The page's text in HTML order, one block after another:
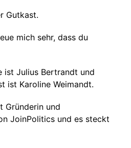
Gutkast.
mich sehr, dass du
ist Julius Bertrandt und
ist Karoline Weimandt.
Gründerin und
JoinPolitics und es steckt